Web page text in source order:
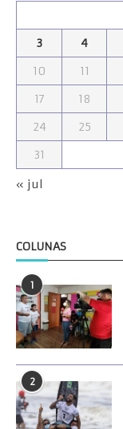
3
4
10
11
17
18
24
25
31
« jul
COLUNAS
1
2